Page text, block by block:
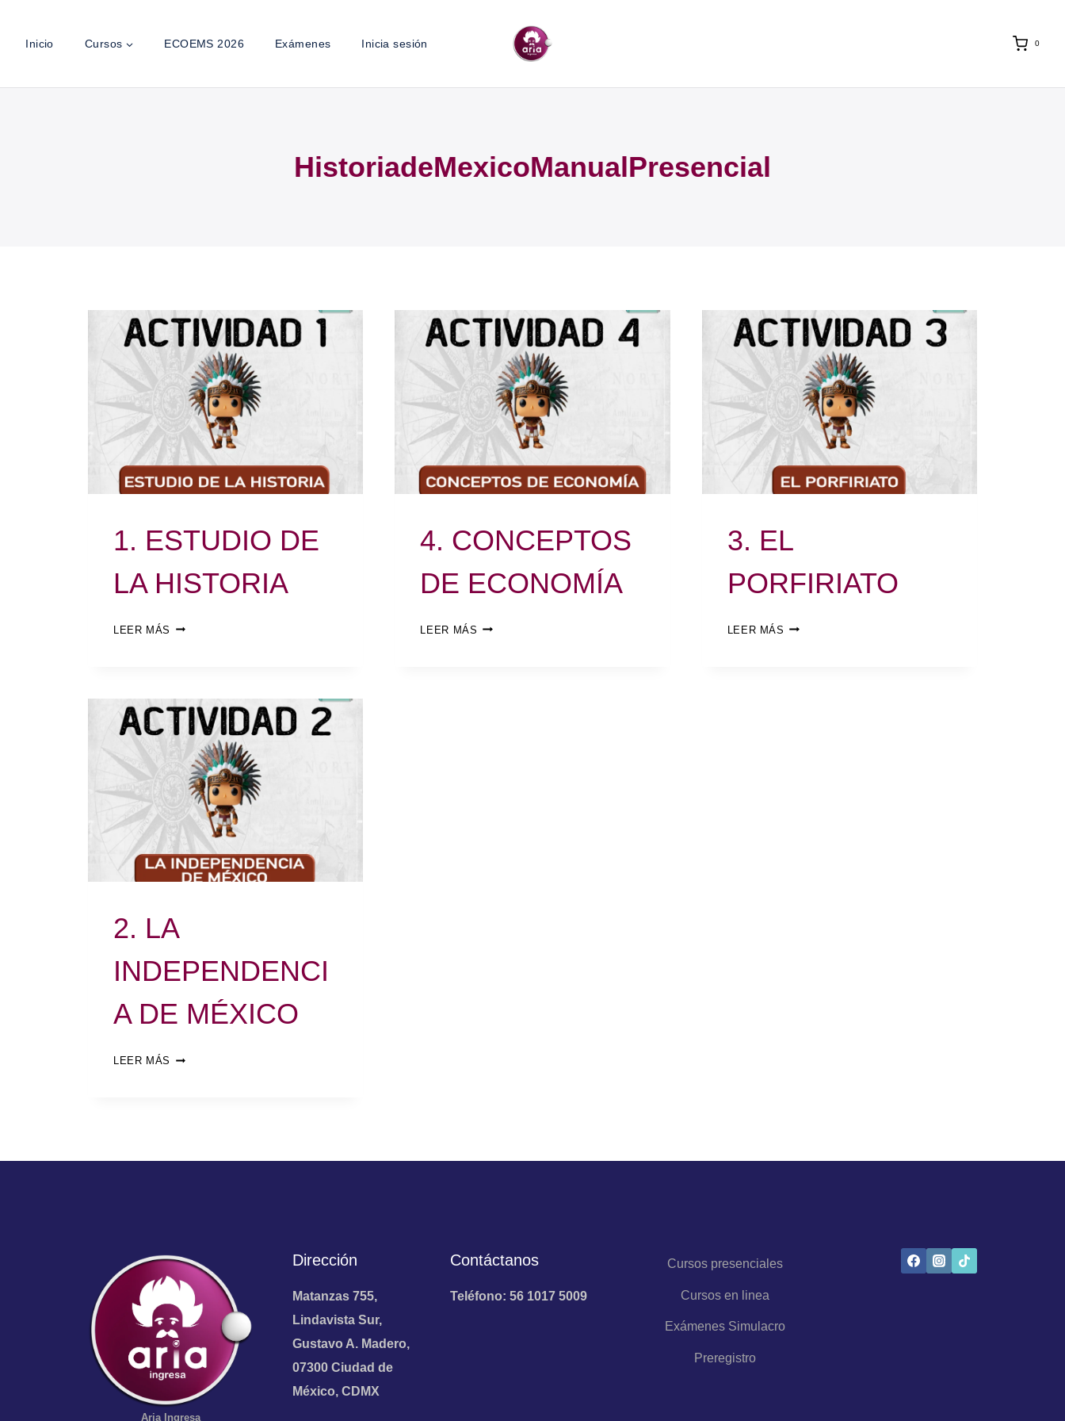
Inicio Cursos ECOEMS 2026 Exámenes Inicia sesión 0
HistoriadeMexicoManualPresencial
1. ESTUDIO DE
LA HISTORIA
LEER MÁS
4. CONCEPTOS
DE ECONOMÍA
LEER MÁS
3. EL
PORFIRIATO
LEER MÁS
2. LA
INDEPENDENCI
A DE MÉXICO
LEER MÁS
Aria Ingresa
Dirección
Matanzas 755,
Lindavista Sur,
Gustavo A. Madero,
07300 Ciudad de
México, CDMX
Contáctanos
Teléfono: 56 1017 5009
Cursos presenciales
Cursos en linea
Exámenes Simulacro
Preregistro